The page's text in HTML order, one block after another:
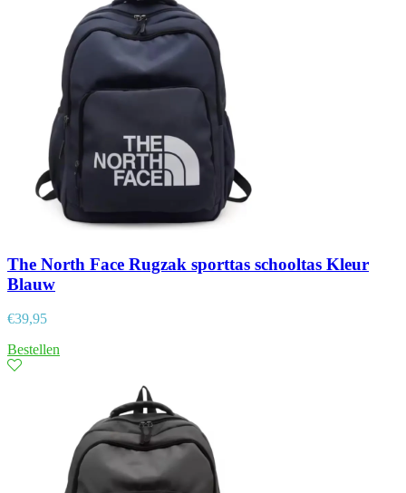
The North Face Rugzak sporttas schooltas Kleur
Blauw
€39,95
Bestellen